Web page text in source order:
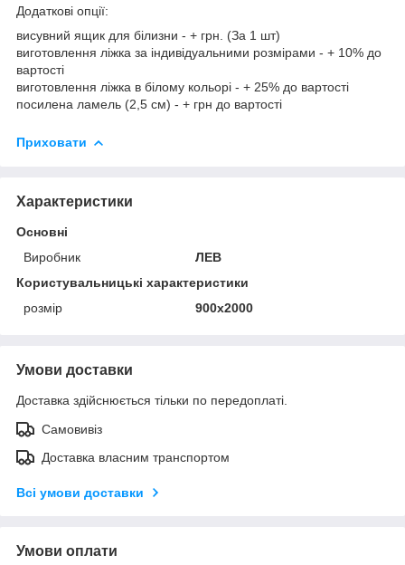
Додаткові опції:
висувний ящик для білизни - + грн. (За 1 шт)
виготовлення ліжка за індивідуальними розмірами - + 10% до
вартості
виготовлення ліжка в білому кольорі - + 25% до вартості
посилена ламель (2,5 см) - + грн до вартості
Приховати
Характеристики
Основні
Виробник
ЛЕВ
Користувальницькі характеристики
розмір
900х2000
Умови доставки
Доставка здійснюється тільки по передоплаті.
Самовивіз
Доставка власним транспортом
Всі умови доставки
Умови оплати